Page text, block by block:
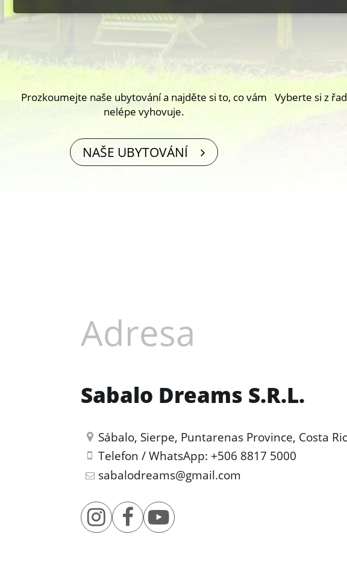
Prozkoumejte naše ubytování a najděte si to, co vám
nelépe vyhovuje.
NAŠE UBYTOVÁNÍ
Vyberte si z
Adresa
Sabalo Dreams S.R.L.
Sábalo, Sierpe, Puntarenas Province, Costa
Telefon / WhatsApp: +506 8817 5000
sabalodreams@gmail.com